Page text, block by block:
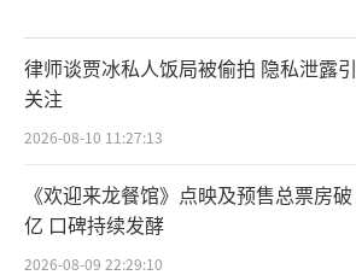
律师谈贾冰私人饭局被偷拍 隐私泄露引
关注
2026-08-10 11:27:13
《欢迎来龙餐馆》点映及预售总票房破
亿 口碑持续发酵
2026-08-09 22:29:10